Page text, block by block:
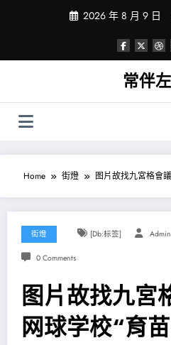
2026 年 8 月 9 日
常伴
Home 街燈 图片故找九宮格會
街燈 [db:标签] Admin
0 Comments
图片故找九宮
网球学校“育